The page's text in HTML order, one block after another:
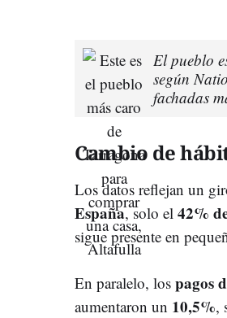
El pueblo
según
fachadas
Cambio de
Los datos reflejan un
España, solo el 42%
sigue presente en
En paralelo, los pagos
aumentaron un 10,5%,